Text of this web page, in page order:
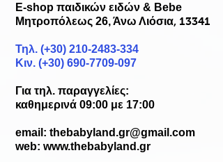
E-shop παιδικών ειδών & Bebe
Μητροπόλεως 26, Άνω Λιόσια, 13341
Τηλ. (+30) 210-2483-334
Κιν. (+30) 690-7709-097
Για τηλ. παραγγελίες:
καθημερινά 09:00 με 17:00
email: thebabyland.gr@gmail.com
web: www.thebabyland.gr